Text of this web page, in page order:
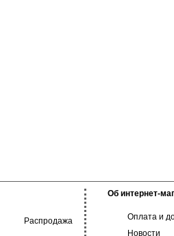
Распродажа
Об интернет-
Оплата и
Новости